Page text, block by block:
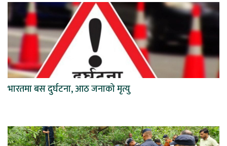
भारतमा बस दुर्घटना, आठ जनाको मृत्यु